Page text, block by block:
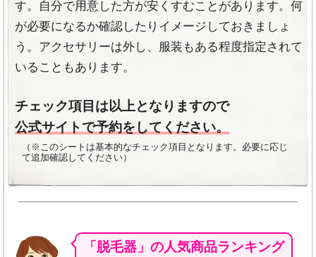
す。自分で用意した方が安くすむことがあります。何
が必要になるか確認したりイメージしておきましょ
う。アクセサリーは外し、服装もある程度指定されて
いることもあります。
チェック項目は以上となりますので
公式サイトで予約をしてください。
（※このシートは基本的なチェック項目となります。必要に応じ
て追加確認してください）
「脱毛器」の人気商品ランキング